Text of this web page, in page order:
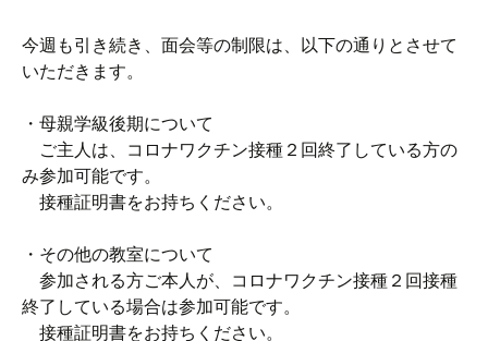
今週も引き続き、面会等の制限は、以下の通りとさせて
いただきます。
・母親学級後期について
ご主人は、コロナワクチン接種２回終了している方の
み参加可能です。
接種証明書をお持ちください。
・その他の教室について
参加される方ご本人が、コロナワクチン接種２回接種
終了している場合は参加可能です。
接種証明書をお持ちください。